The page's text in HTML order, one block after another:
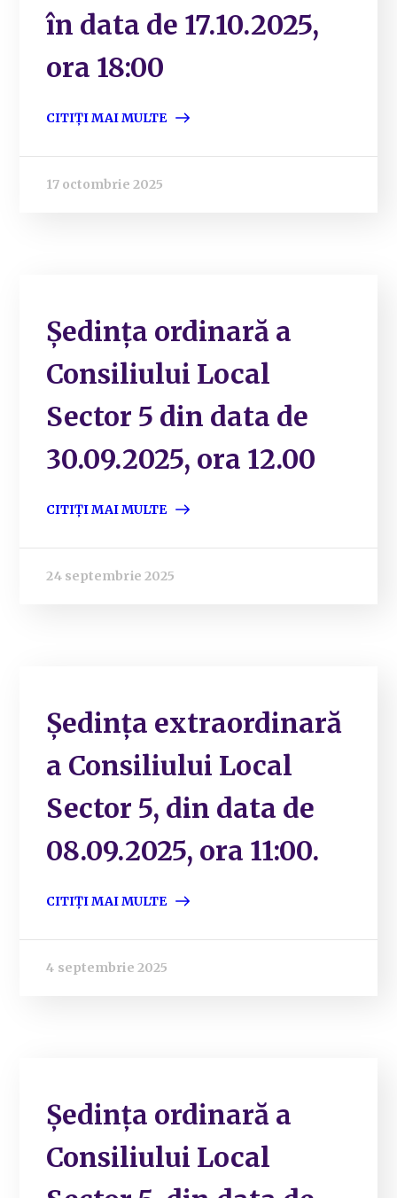
în data de 17.10.2025,
ora 18:00
CITIȚI MAI MULTE
17 octombrie 2025
Ședința ordinară a
Consiliului Local
Sector 5 din data de
30.09.2025, ora 12.00
CITIȚI MAI MULTE
24 septembrie 2025
Ședința extraordinară
a Consiliului Local
Sector 5, din data de
08.09.2025, ora 11:00.
CITIȚI MAI MULTE
4 septembrie 2025
Ședința ordinară a
Consiliului Local